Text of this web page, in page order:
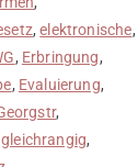
,elektronische,
, Erbringung,
, Evaluierung,
,
gleichrangig,